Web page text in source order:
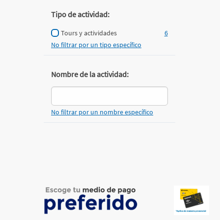
Tipo de actividad:
Tours y actividades
6
No filtrar por un tipo específico
Nombre de la actividad:
No filtrar por un nombre específico